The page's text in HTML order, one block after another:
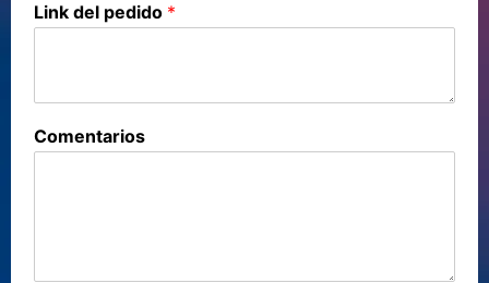
Link del pedido *
Comentarios